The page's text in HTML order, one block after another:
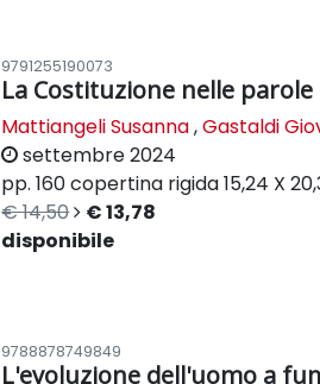
9791255190073
La Costituzione nelle parole
Mattiangeli Susanna,Gastaldi
settembre 2024
pp. 160copertina rigida15,24 X
€ 14,50
€ 13,78
disponibile
9788878749849
L'evoluzione dell'uomo a